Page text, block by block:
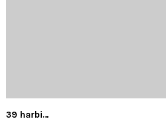
39 harbi…